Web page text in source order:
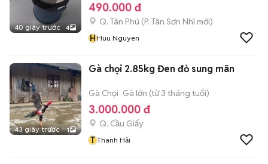
40 giây trước 4
490.000 đ
Q. Tân Phú (P. Tân Sơn Nhì mới)
HHuu Nguyen
43 giây trước 1
Gà chọi 2.85kg Đen đỏ sung mãn
Gà Chọi Gà lớn (từ 3 tháng tuổi)
3.000.000 đ
Q. Cầu Giấy
T Thanh Hải